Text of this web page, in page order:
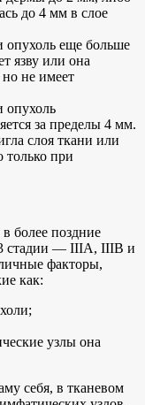
до 4 мм в слое
еще больше
язву или она
не имеет
опухоль
за пределы 4 мм.
слоя ткани или
только при
более поздние
3 стадии — IIIA, IIIB и
факторы,
как:
узлы она
себя, в тканевом